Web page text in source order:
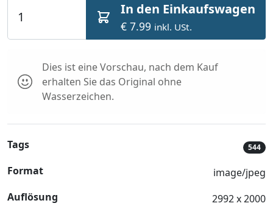
In den Einkaufswagen
€ 7.99 inkl. USt.
Dies ist eine Vorschau, nach dem Kauf
erhalten Sie das Original ohne
Wasserzeichen.
Tags 544
Format
image/jpeg
Auflösung
2992 x 2000